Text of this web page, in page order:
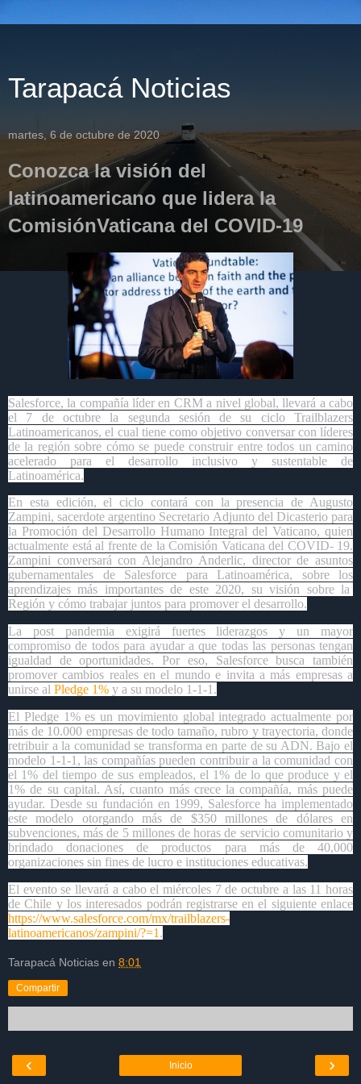
Tarapacá Noticias
martes, 6 de octubre de 2020
Conozca la visión del
latinoamericano que lidera la
ComisiónVaticana del COVID-19
Salesforce, la compañía líder en CRM a nivel global, llevará a cabo
el 7 de octubre la segunda sesión de su ciclo Trailblazers
Latinoamericanos, el cual tiene como objetivo conversar con líderes
de la región sobre cómo se puede construir entre todos un camino
acelerado para el desarrollo inclusivo y sustentable de
Latinoamérica.
En esta edición, el ciclo contará con la presencia de Augusto
Zampini, sacerdote argentino Secretario Adjunto del Dicasterio para
la Promoción del Desarrollo Humano Integral del Vaticano, quien
actualmente está al frente de la Comisión Vaticana del COVID- 19.
Zampini conversará con Alejandro Anderlic, director de asuntos
gubernamentales de Salesforce para Latinoamérica, sobre los
aprendizajes más importantes de este 2020, su visión sobre la
Región y cómo trabajar juntos para promover el desarrollo.
La post pandemia exigirá fuertes liderazgos y un mayor
compromiso de todos para ayudar a que todas las personas tengan
igualdad de oportunidades. Por eso, Salesforce busca también
promover cambios reales en el mundo e invita a más empresas a
unirse al Pledge 1% y a su modelo 1-1-1.
El Pledge 1% es un movimiento global integrado actualmente por
más de 10.000 empresas de todo tamaño, rubro y trayectoria, donde
retribuir a la comunidad se transforma en parte de su ADN. Bajo el
modelo 1-1-1, las compañías pueden contribuir a la comunidad con
el 1% del tiempo de sus empleados, el 1% de lo que produce y el
1% de su capital. Así, cuanto más crece la compañía, más puede
ayudar. Desde su fundación en 1999, Salesforce ha implementado
este modelo otorgando más de $350 millones de dólares en
subvenciones, más de 5 millones de horas de servicio comunitario y
brindado donaciones de productos para más de 40,000
organizaciones sin fines de lucro e instituciones educativas.
El evento se llevará a cabo el miércoles 7 de octubre a las 11 horas
de Chile y los interesados podrán registrarse en el siguiente enlace
https://www.salesforce.com/mx/trailblazers-
latinoamericanos/zampini/?=1 .
Tarapacá Noticias en 8:01
Compartir
‹ ›
Inicio